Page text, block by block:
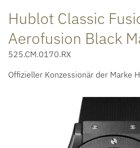
Hublot Classic
Aerofusion Black
525.CM.0170.RX
Offizieller Konzessionär der Marke